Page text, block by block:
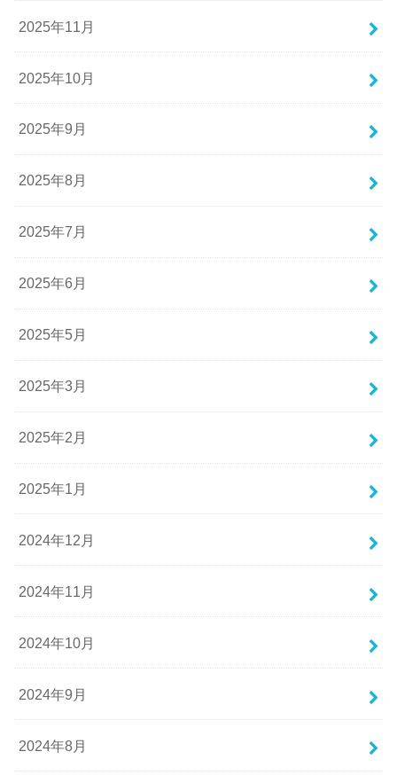
2025年11月
2025年10月
2025年9月
2025年8月
2025年7月
2025年6月
2025年5月
2025年3月
2025年2月
2025年1月
2024年12月
2024年11月
2024年10月
2024年9月
2024年8月